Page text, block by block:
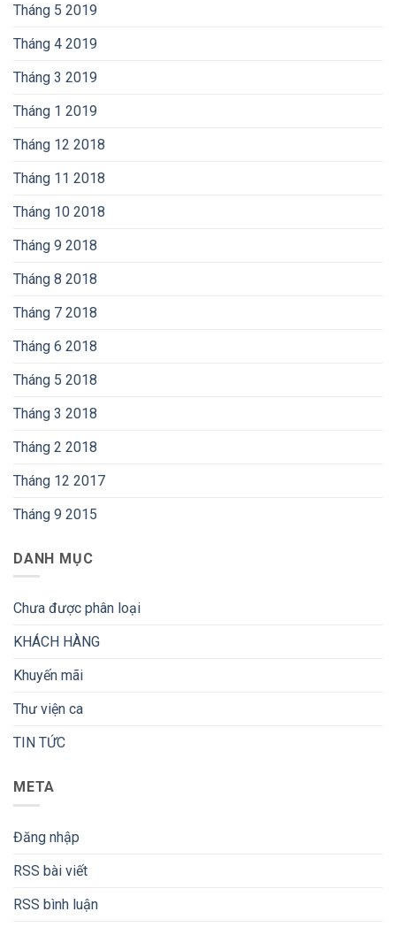
Tháng 5 2019
Tháng 4 2019
Tháng 3 2019
Tháng 1 2019
Tháng 12 2018
Tháng 11 2018
Tháng 10 2018
Tháng 9 2018
Tháng 8 2018
Tháng 7 2018
Tháng 6 2018
Tháng 5 2018
Tháng 3 2018
Tháng 2 2018
Tháng 12 2017
Tháng 9 2015
DANH MỤC
Chưa được phân loại
KHÁCH HÀNG
Khuyến mãi
Thư viện ca
TIN TỨC
META
Đăng nhập
RSS bài viết
RSS bình luận